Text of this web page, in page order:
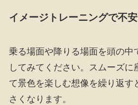
イメージトレーニングで不
乗る場面や降りる場面を頭の中
してみてください。スムーズに
て景色を楽しむ想像を繰り返す
さくなります。